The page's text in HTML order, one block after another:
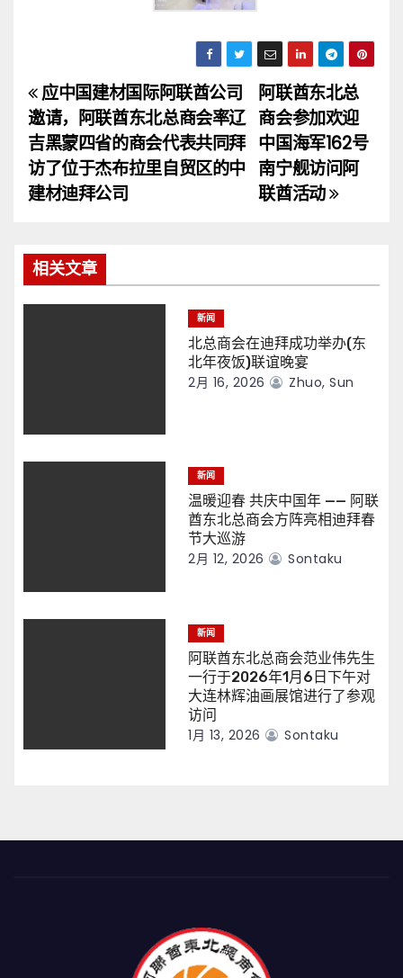
文
章
导
阿联酋东北总
商会参加欢迎
中国海军162号
南宁舰访问阿
联酋活动
应中国建材国际阿联酋公司
邀请，阿联酋东北总商会率辽
吉黑蒙四省的商会代表共同拜
访了位于杰布拉里自贸区的中
建材迪拜公司
相关文章
新闻
北总商会在迪拜成功举办(东
北年夜饭)联谊晚宴
2月 16, 2026 Zhuo, Sun
新闻
温暖迎春 共庆中国年 —— 阿联
酋东北总商会方阵亮相迪拜春
节大巡游
2月 12, 2026 Sontaku
新闻
阿联酋东北总商会范业伟先生
一行于2026年1月6日下午对
大连林辉油画展馆进行了参观
访问
1月 13, 2026 Sontaku